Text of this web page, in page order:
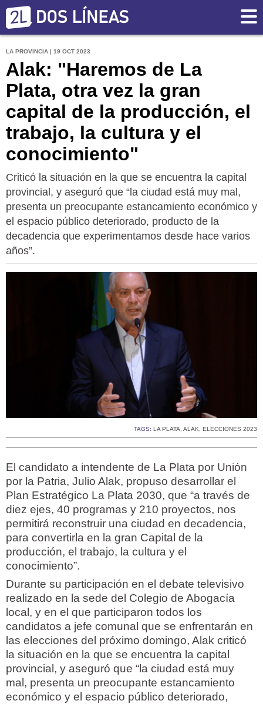
LA PROVINCIA | 19 OCT 2023
Alak: "Haremos de La
Plata, otra vez la gran
capital de la producción, el
trabajo, la cultura y el
conocimiento"
Criticó la situación en la que se encuentra la capital
provincial, y aseguró que “la ciudad está muy mal,
presenta un preocupante estancamiento económico y
el espacio público deteriorado, producto de la
decadencia que experimentamos desde hace varios
años”.
TAGS: LA PLATA, ALAK, ELECCIONES 2023
El candidato a intendente de La Plata por Unión
por la Patria, Julio Alak, propuso desarrollar el
Plan Estratégico La Plata 2030, que “a través de
diez ejes, 40 programas y 210 proyectos, nos
permitirá reconstruir una ciudad en decadencia,
para convertirla en la gran Capital de la
producción, el trabajo, la cultura y el
conocimiento”.
Durante su participación en el debate televisivo
realizado en la sede del Colegio de Abogacía
local, y en el que participaron todos los
candidatos a jefe comunal que se enfrentarán en
las elecciones del próximo domingo, Alak criticó
la situación en la que se encuentra la capital
provincial, y aseguró que “la ciudad está muy
mal, presenta un preocupante estancamiento
económico y el espacio público deteriorado,